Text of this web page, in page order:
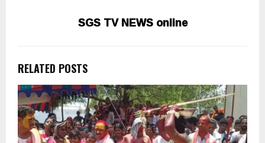
SGS TV NEWS online
RELATED POSTS